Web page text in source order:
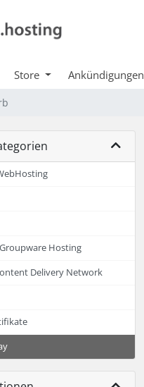
Store Ankündigungen
Hosting
Delivery Network